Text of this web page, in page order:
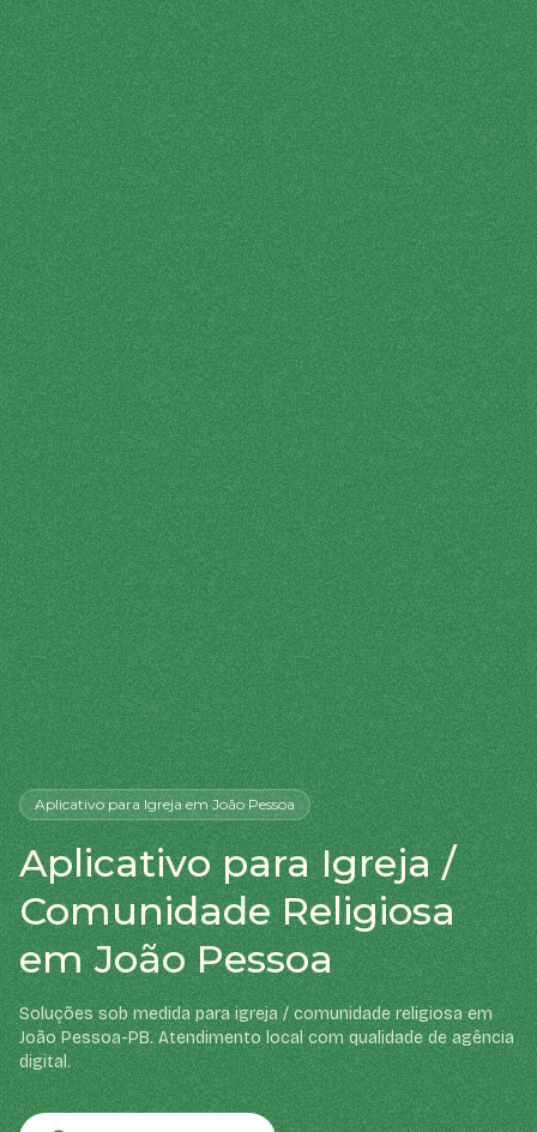
Aplicativopara Igrejaem João Pessoa
Aplicativo para Igreja /
Comunidade Religiosa
em João Pessoa
Soluções sob medida para igreja / comunidade religiosa em
João Pessoa-PB. Atendimento local com qualidade de agência
digital.